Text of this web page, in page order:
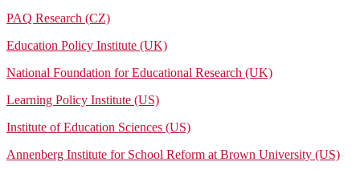
PAQ Research (CZ)
Education Policy Institute (UK)
National Foundation for Educational Research (UK)
Learning Policy Institute (US)
Institute of Education Sciences (US)
Annenberg Institute for School Reform at Brown University (US)